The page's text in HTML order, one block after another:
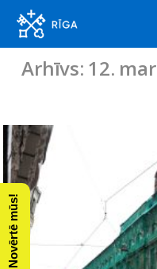
Arhīvs: 12.
Novērtē mūs!